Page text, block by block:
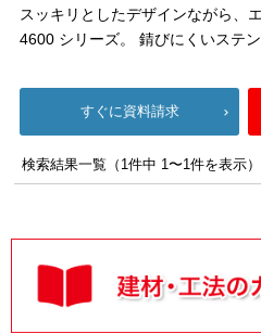
スッキリとしたデザインながら、
4600 シリーズ。 錆びにくいステン
すぐに資料請求
検索結果一覧（1件中 1〜1件を表示）